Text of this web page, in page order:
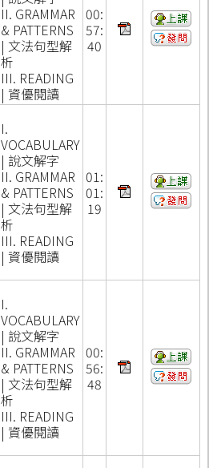
II. GRAMMAR
& PATTERNS
| 文法句型解
析
III. READING
| 資優閱讀
00:
57:
40
I.
VOCABULARY
| 說文解字
II. GRAMMAR
& PATTERNS
| 文法句型解
析
III. READING
| 資優閱讀
01:
01:
19
I.
VOCABULARY
| 說文解字
II. GRAMMAR
& PATTERNS
| 文法句型解
析
III. READING
| 資優閱讀
00:
56:
48